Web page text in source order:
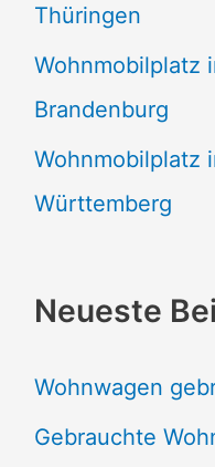
Thüringen
Wohnmobilplatz
Brandenburg
Wohnmobilplatz
Württemberg
Neueste
Wohnwagen
Gebrauchte